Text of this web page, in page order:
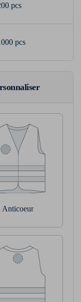
pcs
pcs
Anticoeur